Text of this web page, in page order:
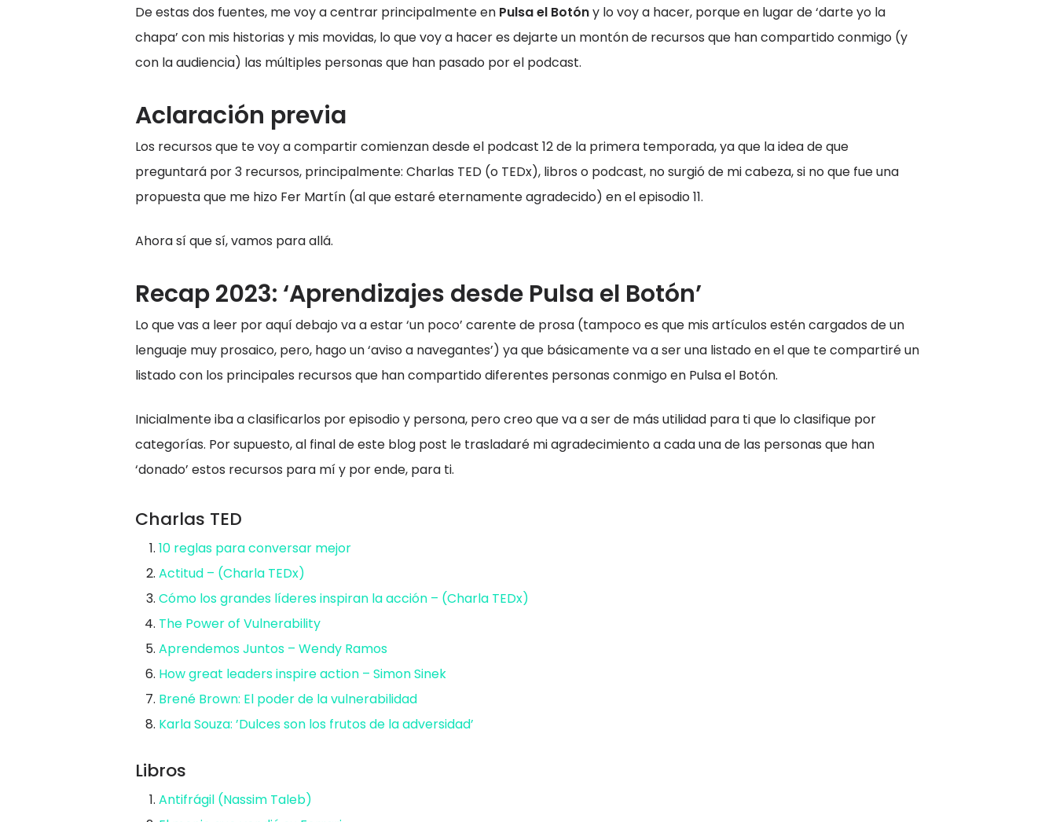
De estas dos fuentes, me voy a centrar principalmente en Pulsa el Botóny lo voy a hacer, porque en lugar de ‘darte yo la
chapa’ con mis historias y mis movidas, lo que voy a hacer es dejarte un montón de recursos que han compartido conmigo (y
con la audiencia) las múltiples personas que han pasado por el podcast.
Aclaración previa
Los recursos que te voy a compartir comienzan desde el podcast 12 de la primera temporada, ya que la idea de que
preguntará por 3 recursos, principalmente: Charlas TED (o TEDx), libros o podcast, no surgió de mi cabeza, si no que fue una
propuesta que me hizo Fer Martín (al que estaré eternamente agradecido) en el episodio 11.
Ahora sí que sí, vamos para allá.
Recap 2023: ‘Aprendizajes desde Pulsa el Botón’
Lo que vas a leer por aquí debajo va a estar ‘un poco’ carente de prosa (tampoco es que mis artículos estén cargados de un
lenguaje muy prosaico, pero, hago un ‘aviso a navegantes’) ya que básicamente va a ser una listado en el que te compartiré un
listado con los principales recursos que han compartido diferentes personas conmigo en Pulsa el Botón.
Inicialmente iba a clasificarlos por episodio y persona, pero creo que va a ser de más utilidad para ti que lo clasifique por
categorías. Por supuesto, al final de este blog post le trasladaré mi agradecimiento a cada una de las personas que han
‘donado’ estos recursos para mí y por ende, para ti.
Charlas TED
10 reglas para conversar mejor⁠
Actitud⁠ – (Charla TEDx⁠)
Cómo los grandes líderes inspiran la acción⁠ – (Charla TEDx)⁠
The Power of Vulnerability
Aprendemos Juntos – Wendy Ramos
How great leaders inspire action⁠ – Simon Sinek
Brené Brown: El poder de la vulnerabilidad
Karla Souza: ’Dulces son los frutos de la adversidad’
Libros
Antifrágil (Nassim Taleb)